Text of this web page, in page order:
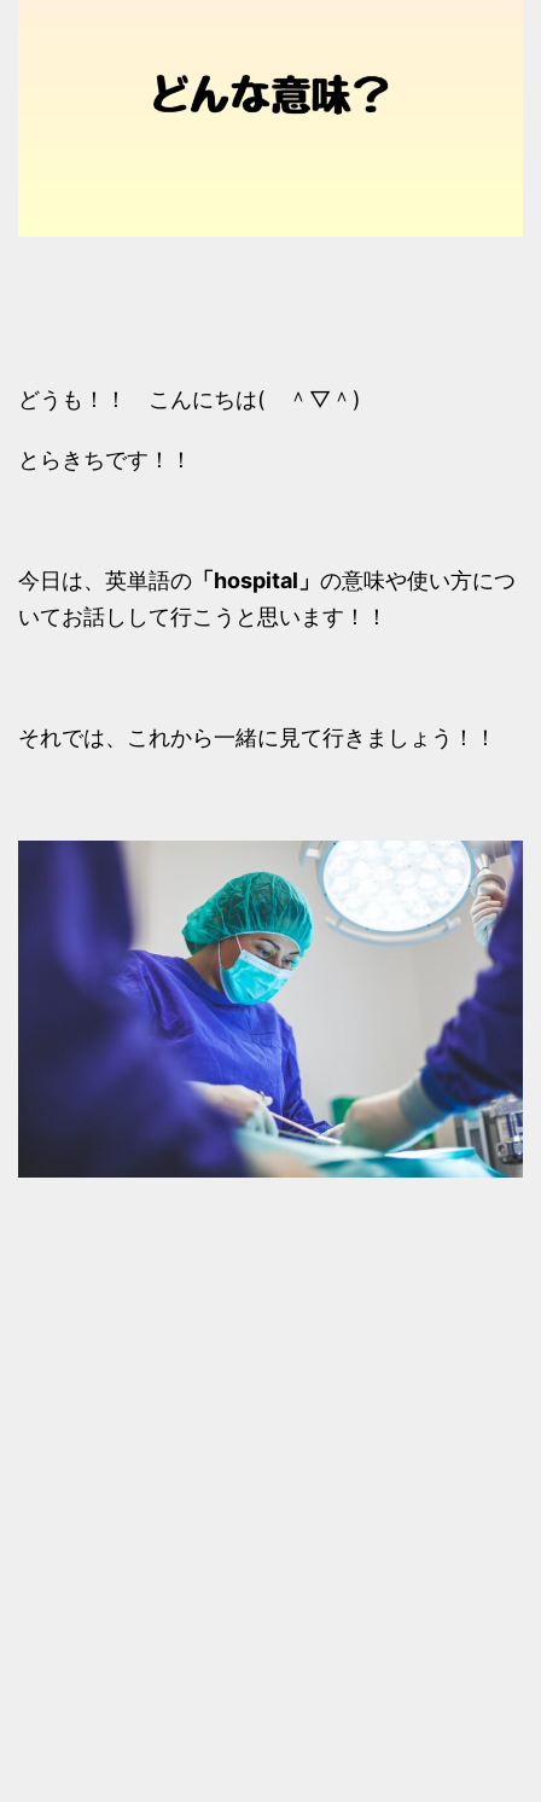
どうも！！ こんにちは( ＾▽＾)
とらきちです！！
今日は、英単語の 「hospital」 の意味や使い方につ
いてお話しして行こうと思います！！
それでは、これから一緒に見て行きましょう！！